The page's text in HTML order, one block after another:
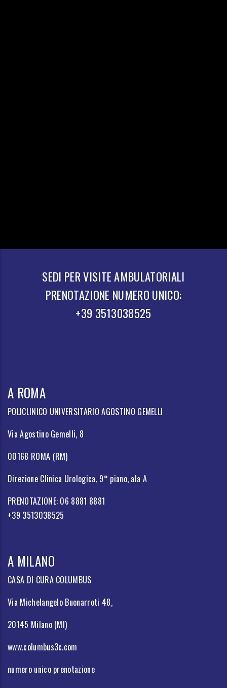
SEDI PER VISITE AMBULATORIALI
PRENOTAZIONE NUMERO UNICO:
+39 3513038525
A ROMA
POLICLINICO UNIVERSITARIO AGOSTINO GEMELLI
Via Agostino Gemelli, 8
00168 ROMA (RM)
Direzione Clinica Urologica, 9° piano, ala A
PRENOTAZIONE: 06 8881 8881
+39 3513038525
A MILANO
CASA DI CURA COLUMBUS
Via Michelangelo Buonarroti 48,
20145 Milano (MI)
www.columbus3c.com
numero unico prenotazione